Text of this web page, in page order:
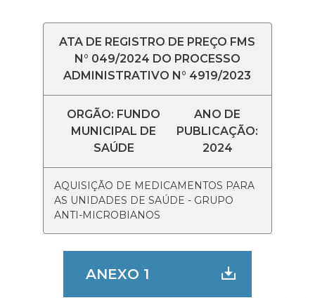
ATA DE REGISTRO DE PREÇO FMS
N° 049/2024 DO PROCESSO
ADMINISTRATIVO N° 4919/2023
ORGÃO: FUNDO
MUNICIPAL DE
SAÚDE
ANO DE
PUBLICAÇÃO:
2024
AQUISIÇÃO DE MEDICAMENTOS PARA
AS UNIDADES DE SAÚDE - GRUPO
ANTI-MICROBIANOS
ANEXO 1